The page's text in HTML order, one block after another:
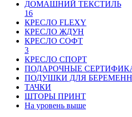
ДОМАШНИЙ ТЕКСТИЛЬ
16
КРЕСЛО FLEXY
КРЕСЛО ЖДУН
КРЕСЛО СОФТ
3
КРЕСЛО СПОРТ
ПОДАРОЧНЫЕ
ПОДУШКИ ДЛЯ
ТАЧКИ
ШТОРЫ ПРИНТ
На уровень выше